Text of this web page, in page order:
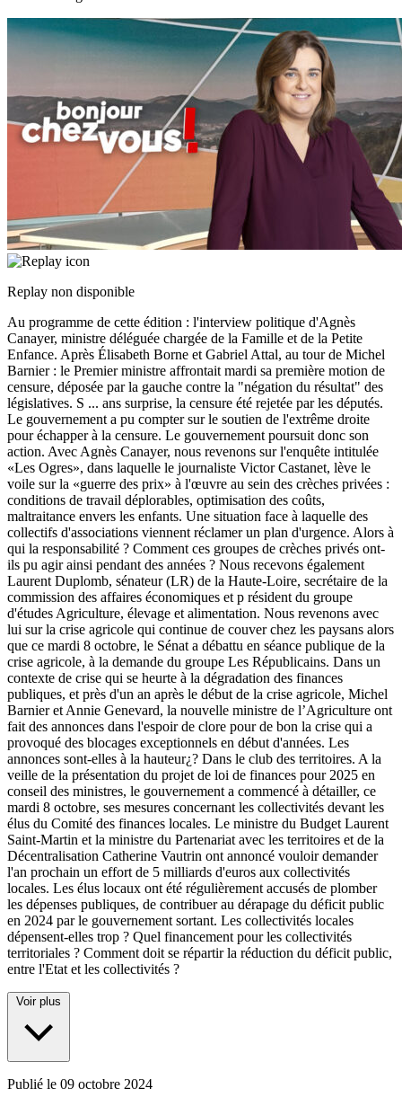
Replay non disponible
Au programme de cette édition : l'interview politique d'Agnès
Canayer, ministre déléguée chargée de la Famille et de la Petite
Enfance. Après Élisabeth Borne et Gabriel Attal, au tour de Michel
Barnier : le Premier ministre affrontait mardi sa première motion de
censure, déposée par la gauche contre la "négation du résultat" des
législatives. S ... ans surprise, la censure été rejetée par les députés.
Le gouvernement a pu compter sur le soutien de l'extrême droite
pour échapper à la censure. Le gouvernement poursuit donc son
action. Avec Agnès Canayer, nous revenons sur l'enquête intitulée
«Les Ogres», dans laquelle le journaliste Victor Castanet, lève le
voile sur la «guerre des prix» à l'œuvre au sein des crèches privées :
conditions de travail déplorables, optimisation des coûts,
maltraitance envers les enfants. Une situation face à laquelle des
collectifs d'associations viennent réclamer un plan d'urgence. Alors à
qui la responsabilité ? Comment ces groupes de crèches privés ont-
ils pu agir ainsi pendant des années ? Nous recevons également
Laurent Duplomb, sénateur (LR) de la Haute-Loire, secrétaire de la
commission des affaires économiques et p résident du groupe
d'études Agriculture, élevage et alimentation. Nous revenons avec
lui sur la crise agricole qui continue de couver chez les paysans alors
que ce mardi 8 octobre, le Sénat a débattu en séance publique de la
crise agricole, à la demande du groupe Les Républicains. Dans un
contexte de crise qui se heurte à la dégradation des finances
publiques, et près d'un an après le début de la crise agricole, Michel
Barnier et Annie Genevard, la nouvelle ministre de l’Agriculture ont
fait des annonces dans l'espoir de clore pour de bon la crise qui a
provoqué des blocages exceptionnels en début d'années. Les
annonces sont-elles à la hauteur¿? Dans le club des territoires. A la
veille de la présentation du projet de loi de finances pour 2025 en
conseil des ministres, le gouvernement a commencé à détailler, ce
mardi 8 octobre, ses mesures concernant les collectivités devant les
élus du Comité des finances locales. Le ministre du Budget Laurent
Saint-Martin et la ministre du Partenariat avec les territoires et de la
Décentralisation Catherine Vautrin ont annoncé vouloir demander
l'an prochain un effort de 5 milliards d'euros aux collectivités
locales. Les élus locaux ont été régulièrement accusés de plomber
les dépenses publiques, de contribuer au dérapage du déficit public
en 2024 par le gouvernement sortant. Les collectivités locales
dépensent-elles trop ? Quel financement pour les collectivités
territoriales ? Comment doit se répartir la réduction du déficit public,
entre l'Etat et les collectivités ?
Voir plus
Publié le 09 octobre 2024